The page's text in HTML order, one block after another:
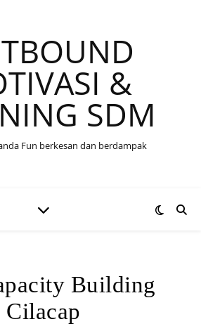
&
SDM
Fun berkesan dan berdampak
Building
Cilacap